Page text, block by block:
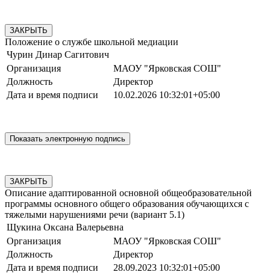
ЗАКРЫТЬ
Положение о службе школьной медиации
Чурин Динар Сагитович
Организация
МАОУ "Ярковская СОШ"
Должность
Директор
Дата и время подписи
10.02.2026 10:32:01+05:00
ЗАКРЫТЬ
Описание адаптированной основной общеобразовательной
программы основного общего образования обучающихся с
тяжелыми нарушениями речи (вариант 5.1)
Щукина Оксана Валерьевна
Организация
МАОУ "Ярковская СОШ"
Должность
Директор
Дата и время подписи
28.09.2023 10:32:01+05:00